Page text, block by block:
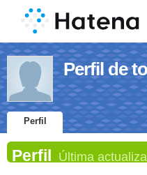
Perfil de
Perfil
Perfil Última